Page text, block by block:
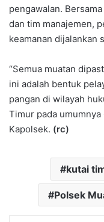
pengawalan.
dan tim manajemen,
keamanan dijalankan
“Semua muatan
ini adalah bentuk
pangan di wilayah
Timur pada umumnya
Kapolsek. (rc)
kutai
Polsek